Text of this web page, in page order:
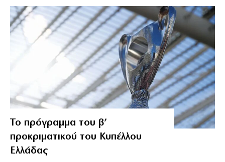
Το πρόγραμμα του β’
προκριματικού του Κυπέλλου
Ελλάδας